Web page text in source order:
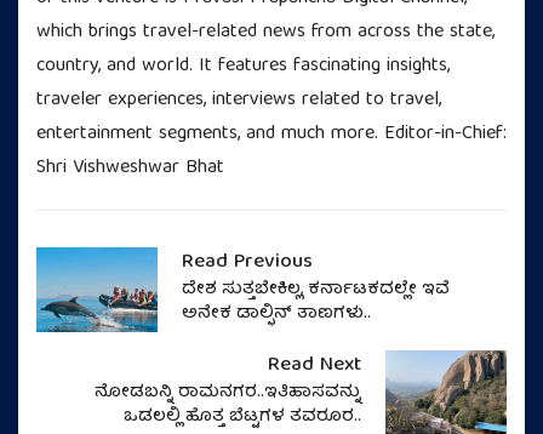
which brings travel-related news from across the state,
country, and world. It features fascinating insights,
traveler experiences, interviews related to travel,
entertainment segments, and much more. Editor-in-Chief:
Shri Vishweshwar Bhat
Read Previous
ದೇಶ ಸುತ್ತಬೇಕಿಲ್ಲ, ಕರ್ನಾಟಕದಲ್ಲೇ ಇವೆ
ಅನೇಕ ಡಾಲ್ಫಿನ್‌ ತಾಣಗಳು..
Read Next
ನೋಡಬನ್ನಿ ರಾಮನಗರ..ಇತಿಹಾಸವನ್ನು
ಒಡಲಲ್ಲಿ ಹೊತ್ತ ಬೆಟ್ಟಗಳ ತವರೂರ..